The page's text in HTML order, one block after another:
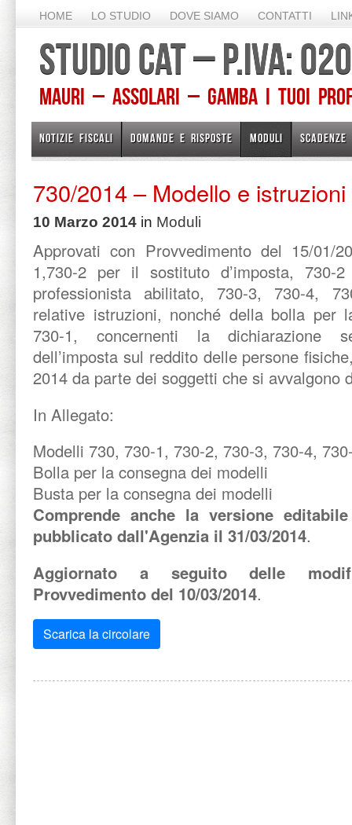
HOME LO STUDIO DOVE SIAMO CONTATTI
STUDIO CAT – P.IVA:
Mauri – Assolari – Gamba I TUOI
NOTIZIE FISCALI DOMANDE E RISPOSTE MODULI SCADENZE
730/2014 – Modello e istruzioni
10 Marzo 2014 in Moduli
Approvati con Provvedimento del 15/01/
1,730-2 per il sostituto d’imposta,
professionista abilitato, 730-3, 730-4,
relative istruzioni, nonché della bolla per
730-1, concernenti la dichiarazione
dell’imposta sul reddito delle persone
2014 da parte dei soggetti che si avvalgono
In Allegato:
Modelli 730, 730-1, 730-2, 730-3, 730-4,
Bolla per la consegna dei modelli
Busta per la consegna dei modelli
Comprende anche la versione
pubblicato dall'Agenzia il 31/03/2014.
Aggiornato a seguito delle
Provvedimento del 10/03/2014.
Scarica la circolare